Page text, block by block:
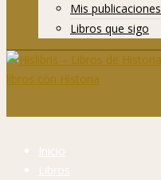
Mis publicaciones
Libros que sigo
Inicio
Libros